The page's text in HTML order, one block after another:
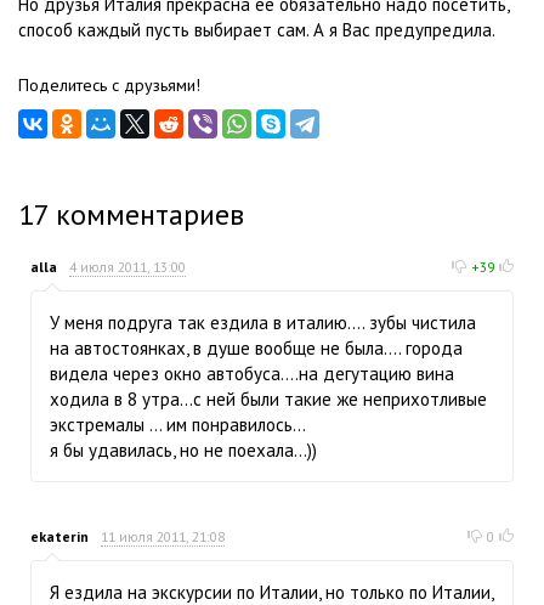
способ каждый пусть выбирает сам. А я Вас предупредила.
Поделитесь с друзьями!
17 комментариев
alla 4 июля 2011, 13:00 +39
У меня подруга так ездила в италию.... зубы чистила
на автостоянках, в душе вообще не была.... города
видела через окно автобуса....на дегутацию вина
ходила в 8 утра...с ней были такие же неприхотливые
экстремалы ... им понравилось...
я бы удавилась, но не поехала...))
ekaterin 11 июля 2011, 21:08 0
Я ездила на экскурсии по Италии, но только по Италии,